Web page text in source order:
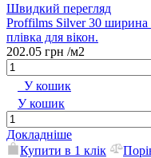
Швидкий перегляд
Proffilms Silver 30 ширина
плівка для вікон.
202.05 грн /м2
У кошик
У кошик
Докладніше
Купити в 1 клік